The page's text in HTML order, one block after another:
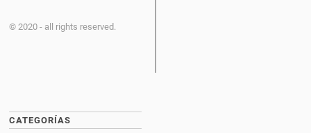
© 2020 - all rights reserved.
CATEGORÍAS